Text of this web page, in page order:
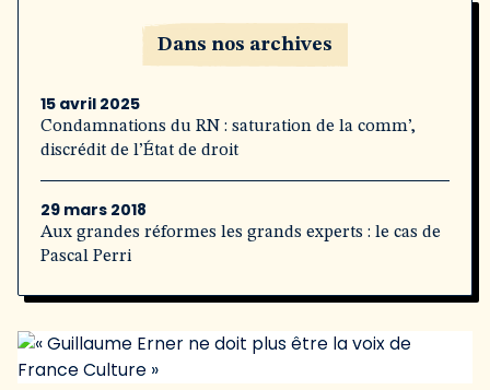
Dans nos archives
15 avril 2025
Condamnations du RN : saturation de la comm’,
discrédit de l’État de droit
29 mars 2018
Aux grandes réformes les grands experts : le cas de
Pascal Perri